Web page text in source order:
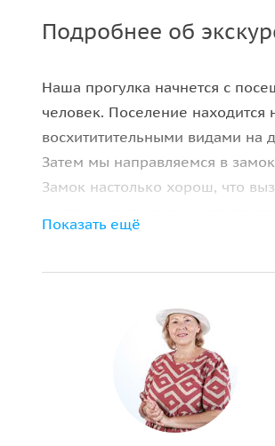
Подробнее об
Наша прогулка начнется с
человек. Поселение находится
восхититительными видами на
Затем мы направляемся в
Замок настолько хорош, что
двух славных семьях —
позднего средневековья,
взять крепость, пользуясь
защищали свое жилище. После
получил славу неприступной
Здесь развернулась история
Показать ещё